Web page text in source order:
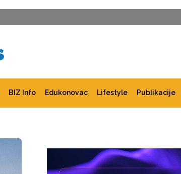
BIZ Info Edukonovac Lifestyle Publikacije